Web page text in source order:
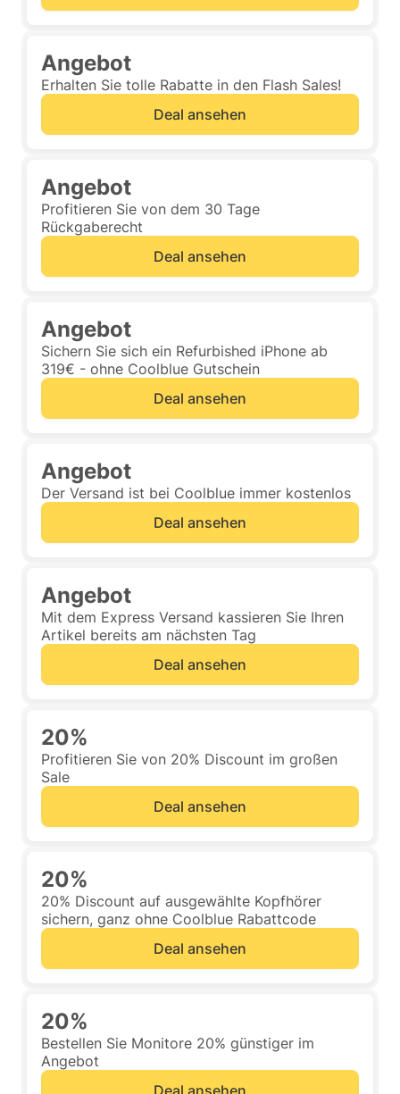
Angebot
Erhalten Sie tolle Rabatte in den Flash Sales!
Deal ansehen
Angebot
Profitieren Sie von dem 30 Tage
Rückgaberecht
Deal ansehen
Angebot
Sichern Sie sich ein Refurbished iPhone ab
319€ - ohne Coolblue Gutschein
Deal ansehen
Angebot
Der Versand ist bei Coolblue immer kostenlos
Deal ansehen
Angebot
Mit dem Express Versand kassieren Sie Ihren
Artikel bereits am nächsten Tag
Deal ansehen
20%
Profitieren Sie von 20% Discount im großen
Sale
Deal ansehen
20%
20% Discount auf ausgewählte Kopfhörer
sichern, ganz ohne Coolblue Rabattcode
Deal ansehen
20%
Bestellen Sie Monitore 20% günstiger im
Angebot
Deal ansehen